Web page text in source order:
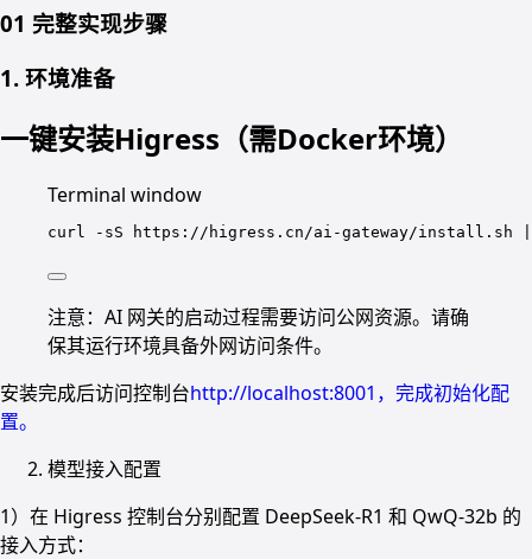
01 完整实现步骤
1. 环境准备
一键安装Higress（需Docker环境）
Terminal window
curl -sS https://higress.cn/ai-gateway/install.sh
注意：AI 网关的启动过程需要访问公网资源。请确
保其运行环境具备外网访问条件。
安装完成后访问控制台http://localhost:8001，完成初始化配
置。
模型接入配置
1）在 Higress 控制台分别配置 DeepSeek-R1 和 QwQ-32b 的
接入方式：